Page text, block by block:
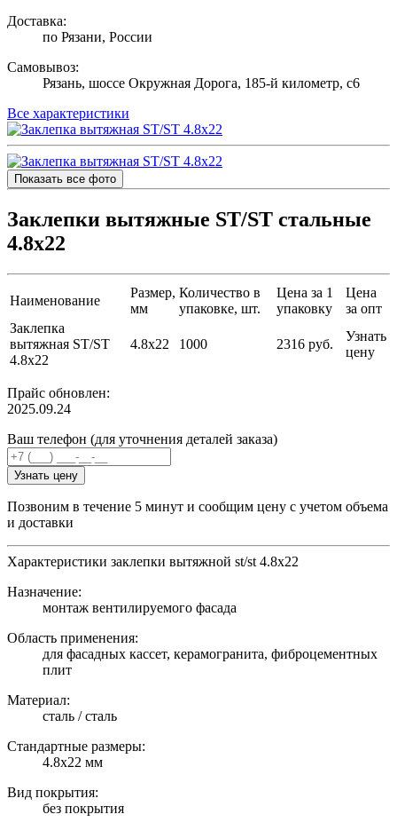
Доставка:
по Рязани, России
Самовывоз:
Рязань, шоссе Окружная Дорога, 185-й километр, с6
Все характеристики
Показать все фото
Заклепки вытяжные ST/ST стальные
4.8х22
Наименование
Размер,
мм
Количество в
упаковке, шт.
Цена за 1
упаковку
Цена
за опт
Заклепка
вытяжная ST/ST
4.8х22
4.8х22 1000 2316 руб.
Узнать
цену
Прайс обновлен:
2025.09.24
Ваш телефон (для уточнения деталей заказа)
Узнать цену
Позвоним в течение 5 минут и сообщим цену с учетом объема
и доставки
Характеристики заклепки вытяжной st/st 4.8х22
Назначение:
монтаж вентилируемого фасада
Область применения:
для фасадных кассет, керамогранита, фиброцементных
плит
Материал:
сталь / сталь
Стандартные размеры:
4.8х22 мм
Вид покрытия:
без покрытия